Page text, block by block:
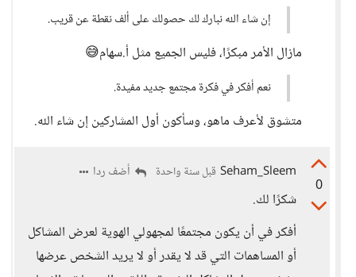
إن شاء الله نبارك لك حصولك على ألف نقطة عن قريب.
مازال الأمر مبكرًا، فليس الجميع مثل أ.سهام😅
نعم أفكر في فكرة مجتمع جديد مفيدة.
متشوق لأعرف ماهو، وسأكون أول المشاركين إن شاء الله.
0
Seham_Sleem قبل سنة واحدة أضف ردا
شكرًا لك.
أفكر في أن يكون مجتمعًا لمجهولي الهوية لعرض المشاكل
أو المساهمات التي قد لا يقدر أو لا يريد الشخص عرضها